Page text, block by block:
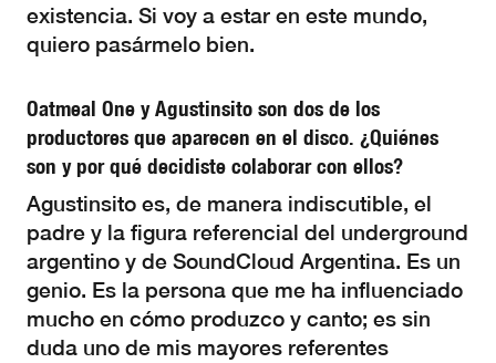
existencia. Si voy a estar en este mundo,
quiero pasármelo bien.
Oatmeal One y Agustinsito son dos de los
productores que aparecen en el disco. ¿Quiénes
son y por qué decidiste colaborar con ellos?
Agustinsito es, de manera indiscutible, el
padre y la figura referencial del underground
argentino y de SoundCloud Argentina. Es un
genio. Es la persona que me ha influenciado
mucho en cómo produzco y canto; es sin
duda uno de mis mayores referentes